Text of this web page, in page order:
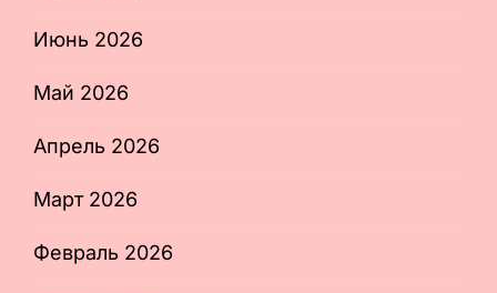
Июнь 2026
Май 2026
Апрель 2026
Март 2026
Февраль 2026